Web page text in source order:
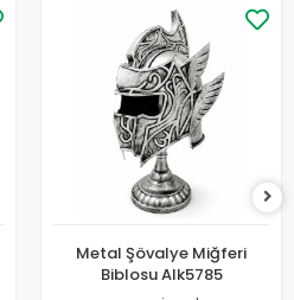
Metal Şövalye Miğferi
Biblosu Alk5785